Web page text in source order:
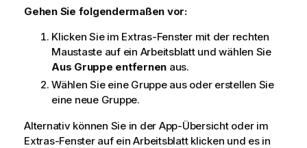
Gehen Sie folgendermaßen vor:
Klicken Sie im Extras-Fenster mit der rechten
Maustaste auf ein Arbeitsblatt und wählen Sie
Aus Gruppe entfernen aus.
Wählen Sie eine Gruppe aus oder erstellen Sie
eine neue Gruppe.
Alternativ können Sie in der App-Übersicht oder im
Extras-Fenster auf ein Arbeitsblatt klicken und es in